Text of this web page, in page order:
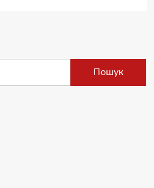
Пошук